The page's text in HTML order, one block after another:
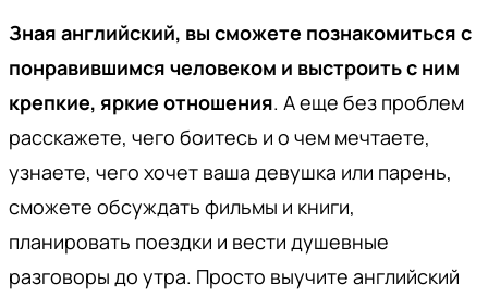
Зная английский, вы сможете познакомиться с
понравившимся человеком и выстроить с ним
крепкие, яркие отношения. А еще без проблем
расскажете, чего боитесь и о чем мечтаете,
узнаете, чего хочет ваша девушка или парень,
сможете обсуждать фильмы и книги,
планировать поездки и вести душевные
разговоры до утра. Просто выучите английский